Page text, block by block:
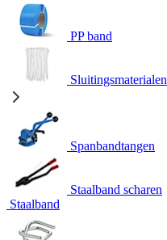
PP band
Sluitingsmaterialen
Spanbandtangen
Staalband scharen
Staalband